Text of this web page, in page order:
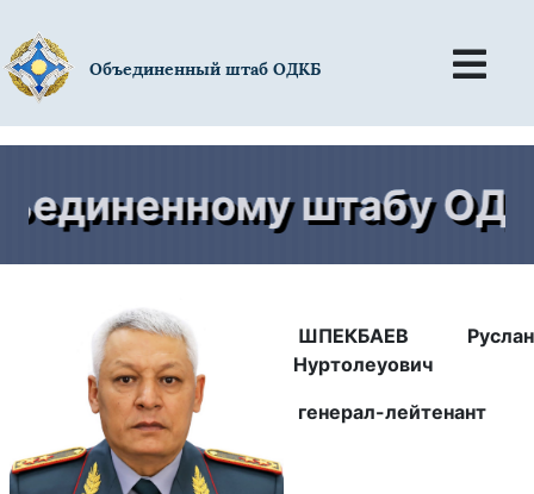
Объединенный штаб ОДКБ
штабу
ШПЕКБАЕВ
Руслан
Нуртолеуович
генерал-лейтенант